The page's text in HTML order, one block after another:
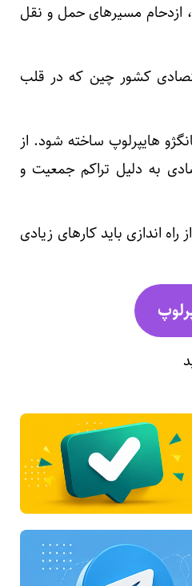
ازدحام مسیرهای حمل و نقل
کشور چین که در قلب
هایپرلوپ ساخته شود. از
به دلیل تراکم جمعیت و
با این‌حال پیش از راه اندازی باید کارهای زیادی